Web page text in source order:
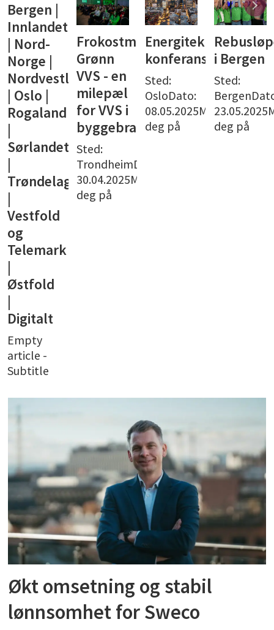
Bergen |
Innlandet
| Nord-
Norge |
Nordvestlandet
| Oslo |
Rogaland
|
Sørlandet
|
Trøndelag
|
Vestfold
og
Telemark
|
Østfold
|
Digitalt
Empty
article -
Subtitle
Frokostmøte:
Grønn
VVS - en
milepæl
for VVS i
byggebransjen
Sted:
TrondheimDato:
30.04.2025Meld
deg på
Energiteknisk
konferanse
Sted:
OsloDato:
08.05.2025Meld
deg på
i Bergen
Sted:
deg på
Økt omsetning og stabil
lønnsomhet for Sweco